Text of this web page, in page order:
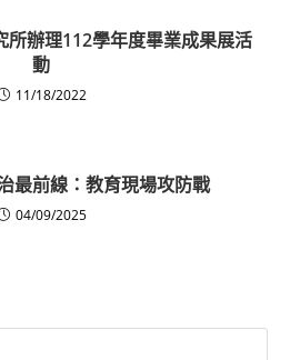
所辦理112學年度畢業成果展活
動
11/18/2022
最前線：教育現場攻防戰
04/09/2025